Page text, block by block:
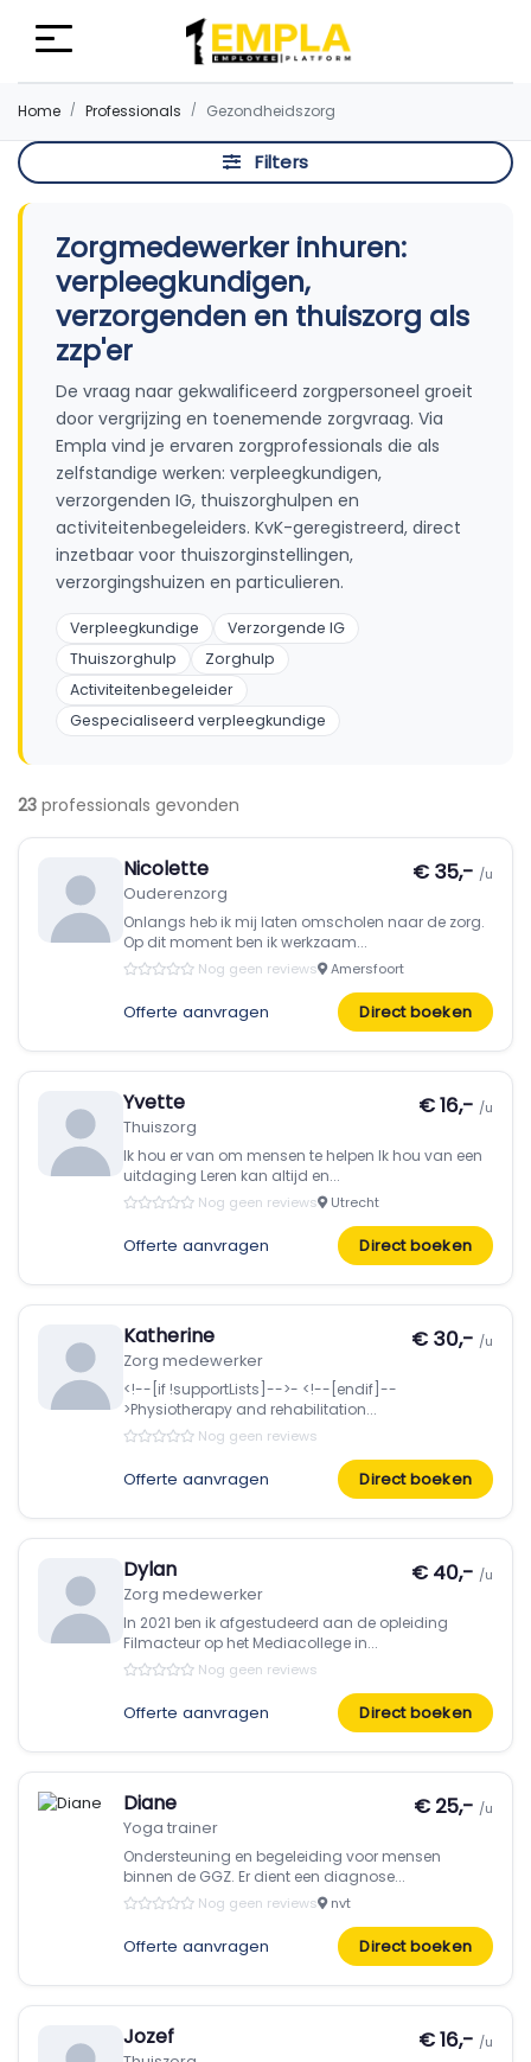
Home Professionals Gezondheidszorg
Filters
Zorgmedewerker inhuren:
verpleegkundigen,
verzorgenden en thuiszorg als
zzp'er
De vraag naar gekwalificeerd zorgpersoneel groeit
door vergrijzing en toenemende zorgvraag. Via
Empla vind je ervaren zorgprofessionals die als
zelfstandige werken: verpleegkundigen,
verzorgenden IG, thuiszorghulpen en
activiteitenbegeleiders. KvK-geregistreerd, direct
inzetbaar voor thuiszorginstellingen,
verzorgingshuizen en particulieren.
Verpleegkundige
Verzorgende IG
Thuiszorghulp
Zorghulp
Activiteitenbegeleider
Gespecialiseerd verpleegkundige
23 professionals gevonden
Nicolette
Ouderenzorg
€ 35,- /u
Onlangs heb ik mij laten omscholen naar de zorg.
Op dit moment ben ik werkzaam...
Nog geen reviews Amersfoort
Offerte aanvragen Direct boeken
Yvette
Thuiszorg
€ 16,- /u
Ik hou er van om mensen te helpen Ik hou van een
uitdaging Leren kan altijd en...
Nog geen reviews Utrecht
Offerte aanvragen Direct boeken
Katherine
Zorg medewerker
€ 30,- /u
<!--[if !supportLists]-->- <!--[endif]--
>Physiotherapy and rehabilitation...
Nog geen reviews
Offerte aanvragen Direct boeken
Dylan
Zorg medewerker
€ 40,- /u
In 2021 ben ik afgestudeerd aan de opleiding
Filmacteur op het Mediacollege in...
Nog geen reviews
Offerte aanvragen Direct boeken
Diane
Yoga trainer
€ 25,- /u
Ondersteuning en begeleiding voor mensen
binnen de GGZ. Er dient een diagnose...
Nog geen reviews nvt
Offerte aanvragen Direct boeken
Jozef € 16,- /u